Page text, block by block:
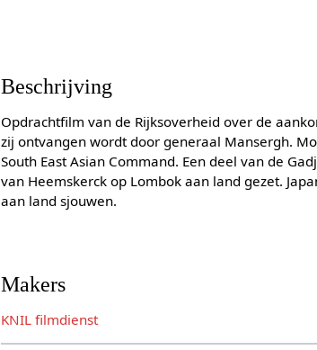
Beschrijving
Opdrachtfilm van de Rijksoverheid over de
zij ontvangen wordt door generaal Mansergh.
South East Asian Command. Een deel van de
van Heemskerck op Lombok aan land gezet.
aan land sjouwen.
Makers
KNIL filmdienst